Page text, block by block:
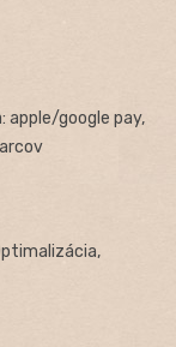
apple/google pay,